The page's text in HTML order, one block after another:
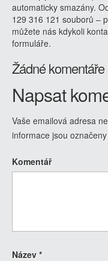
automaticky smazány.
129 316 121 souborů –
můžete nás kdykoli
formuláře.
Žádné komentáře
Napsat
Vaše emailová adresa
informace jsou označeny
Komentář
Název *